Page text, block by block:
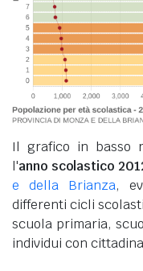
Il grafico in basso
l'anno scolastico
e della Brianza,
differenti cicli
scuola primaria,
individui con